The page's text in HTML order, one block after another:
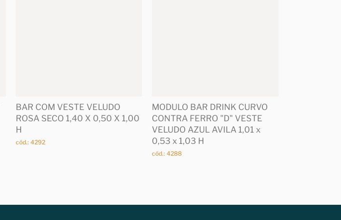
BAR COM VESTE VELUDO
ROSA SECO 1,40 X 0,50 X 1,00
H
cód.: 4292
MODULO BAR DRINK CURVO
CONTRA FERRO "D" VESTE
VELUDO AZUL AVILA 1,01 x
0,53 x 1,03 H
cód.: 4288